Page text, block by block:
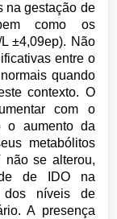
na gestação de
como os
±4,09ep). Não
entre o
quando
contexto. O
com o
o aumento da
metabólitos
não se alterou,
de IDO na
dos níveis de
A presença